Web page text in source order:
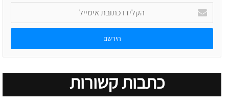
הקלידו
כתובת
אימייל
כתבות קשורות